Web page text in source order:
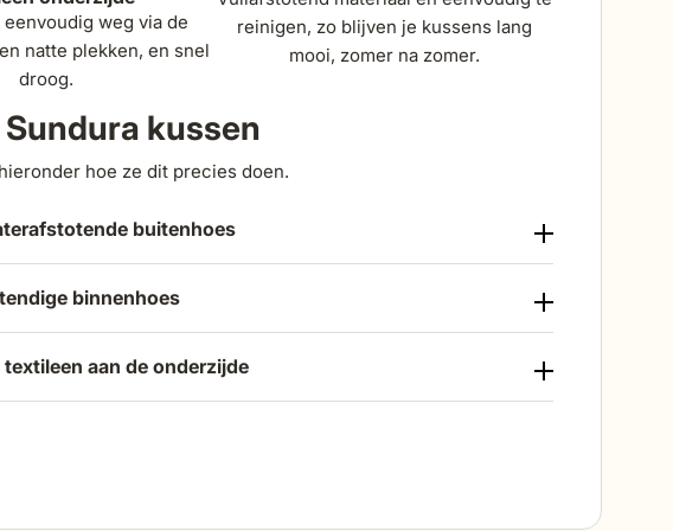
weg via de
natte plekken, en snel
droog.
reinigen, zo blijven je kussens lang
mooi, zomer na zomer.
kussen
hoe ze dit precies doen.
buitenhoes
binnenhoes
aan de onderzijde